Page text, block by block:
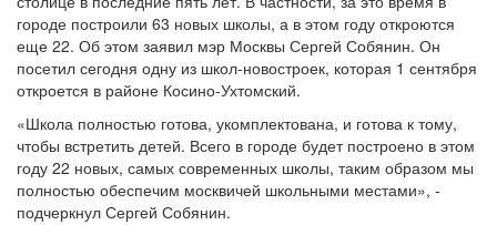
городе построили 63 новых школы, а в этом году откроются
еще 22. Об этом заявил мэр Москвы Сергей Собянин. Он
посетил сегодня одну из школ-новостроек, которая 1 сентября
откроется в районе Косино-Ухтомский.
«Школа полностью готова, укомплектована, и готова к тому,
чтобы встретить детей. Всего в городе будет построено в этом
году 22 новых, самых современных школы, таким образом мы
полностью обеспечим москвичей школьными местами», -
подчеркнул Сергей Собянин.